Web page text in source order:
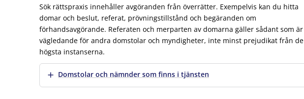
Sök rättspraxis innehåller avgöranden från överrätter. Exempelvis kan du hitta
domar och beslut, referat, prövningstillstånd och begäranden om
förhandsavgörande. Referaten och merparten av domarna gäller sådant som är
vägledande för andra domstolar och myndigheter, inte minst prejudikat från de
högsta instanserna.
Visa merDomstolar och nämnder som finns i tjänsten